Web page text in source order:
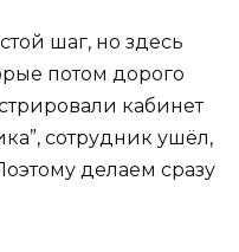
шаг, но здесь
потом дорого
кабинет
сотрудник ушёл,
делаем сразу